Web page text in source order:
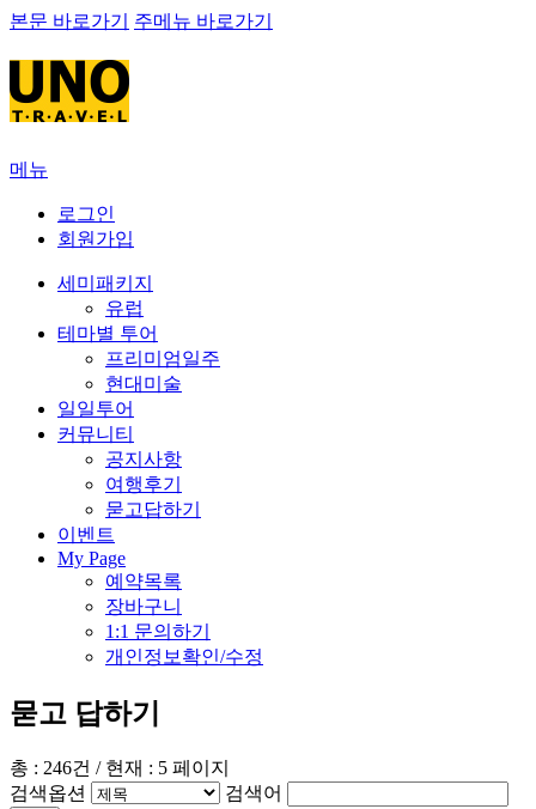
본문 바로가기 주메뉴 바로가기
메뉴
로그인
회원가입
세미패키지
유럽
테마별 투어
프리미엄일주
현대미술
일일투어
커뮤니티
공지사항
여행후기
묻고답하기
이벤트
My Page
예약목록
장바구니
1:1 문의하기
개인정보확인/수정
묻고 답하기
총 : 246건 / 현재 : 5 페이지
검색옵션
검색어